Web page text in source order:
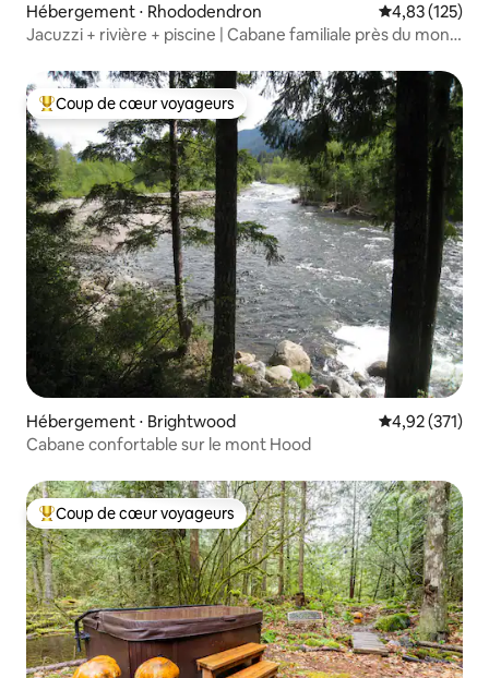
Hébergement ⋅ Rhododendron Évaluation
4,83 (125)
Jacuzzi + rivière + piscine | Cabane familiale près du mont
Coups de cœur voyageurs les plus appréciés
Coup de cœur voyageurs
Hébergement ⋅ Brightwood Évaluation
4,92 (371)
Cabane confortable sur le mont Hood
Coups de cœur voyageurs les plus appréciés
Coup de cœur voyageurs